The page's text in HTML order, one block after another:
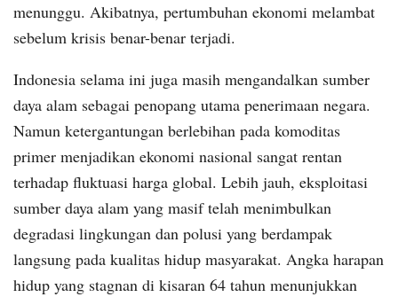
menunggu. Akibatnya, pertumbuhan ekonomi melambat
sebelum krisis benar-benar terjadi.
Indonesia selama ini juga masih mengandalkan sumber
daya alam sebagai penopang utama penerimaan negara.
Namun ketergantungan berlebihan pada komoditas
primer menjadikan ekonomi nasional sangat rentan
terhadap fluktuasi harga global. Lebih jauh, eksploitasi
sumber daya alam yang masif telah menimbulkan
degradasi lingkungan dan polusi yang berdampak
langsung pada kualitas hidup masyarakat. Angka harapan
hidup yang stagnan di kisaran 64 tahun menunjukkan